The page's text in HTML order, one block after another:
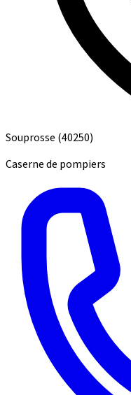
Souprosse (40250)
Caserne de pompiers